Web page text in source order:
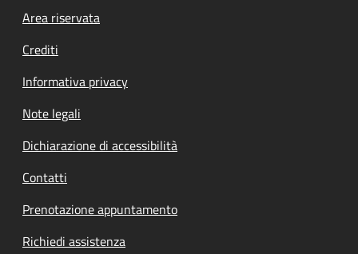
Footer menu
Area riservata
Crediti
Informativa privacy
Note legali
Dichiarazione di accessibilità
Contatti
Prenotazione appuntamento
Richiedi assistenza